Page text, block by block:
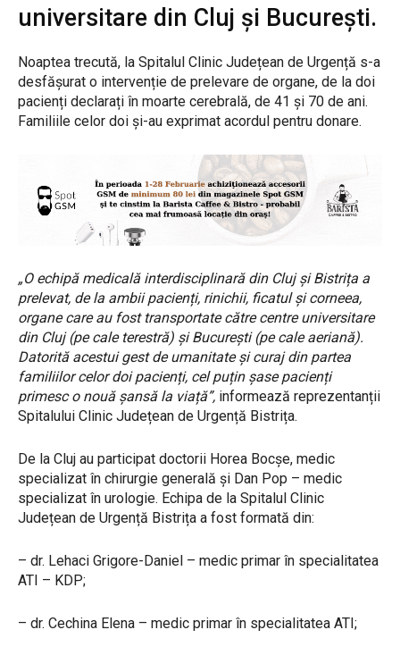
universitare din Cluj și București.
Noaptea trecută, la Spitalul Clinic Județean de Urgență s-a
desfășurat o intervenție de prelevare de organe, de la doi
pacienți declarați în moarte cerebrală, de 41 și 70 de ani.
Familiile celor doi și-au exprimat acordul pentru donare.
„O echipă medicală interdisciplinară din Cluj și Bistrița a
prelevat, de la ambii pacienți, rinichii, ficatul și corneea,
organe care au fost transportate către centre universitare
din Cluj (pe cale terestră) și București (pe cale aeriană).
Datorită acestui gest de umanitate și curaj din partea
familiilor celor doi pacienți, cel puțin șase pacienți
primesc o nouă șansă la viață”, informează reprezentanții
Spitalului Clinic Județean de Urgență Bistrița.
De la Cluj au participat doctorii Horea Bocșe, medic
specializat în chirurgie generală și Dan Pop – medic
specializat în urologie. Echipa de la Spitalul Clinic
Județean de Urgență Bistrița a fost formată din:
– dr. Lehaci Grigore-Daniel – medic primar în specialitatea
ATI – KDP;
– dr. Cechina Elena – medic primar în specialitatea ATI;